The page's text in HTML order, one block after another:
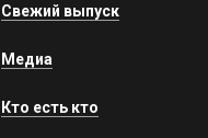
Свежий выпуск
Медиа
Кто есть кто